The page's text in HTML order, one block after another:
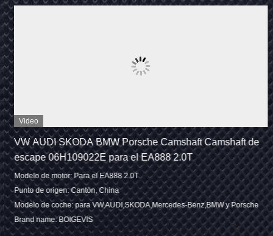
Video
VW AUDI SKODA BMW Porsche Camshaft Camshaft de
escape 06H109022E para el EA888 2.0T
Modelo de motor: Para el EA888 2.0T
Punto de origen: Cantón, China
Modelo de coche: para VW,AUDI,SKODA,Mercedes-Benz,BMW y Porsche
Brand name: BOIGEVIS